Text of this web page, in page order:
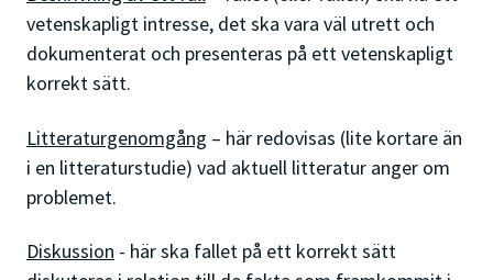
vetenskapligt intresse, det ska vara väl utrett och
dokumenterat och presenteras på ett vetenskapligt
korrekt sätt.
Litteraturgenomgång – här redovisas (lite kortare än
i en litteraturstudie) vad aktuell litteratur anger om
problemet.
Diskussion - här ska fallet på ett korrekt sätt